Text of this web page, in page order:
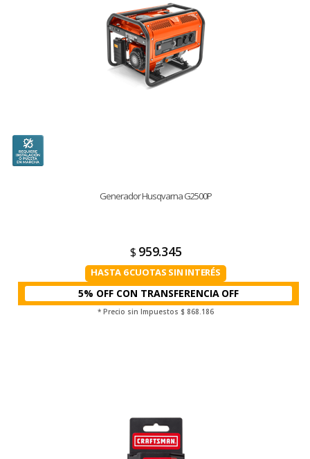
Generador Husqvarna G2500P
$ 959.345
HASTA 6 CUOTAS SIN INTERÉS
5% OFF CON TRANSFERENCIA
* Precio sin Impuestos $ 868.186